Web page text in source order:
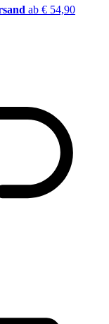
ab € 54,90